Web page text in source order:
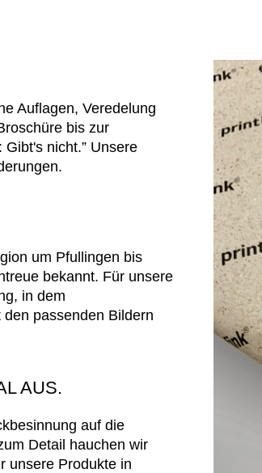
Auflagen, Veredelung
bis zur
nicht.” Unsere
um Pfullingen bis
bekannt. Für unsere
in dem
passenden Bildern
AUS.
auf die
Detail hauchen wir
unsere Produkte in